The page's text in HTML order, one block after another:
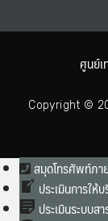
ศูนย์
Copyright ©
สมุดโทรศัพท์ภา
ประเมินการให้
ประเมินระบบ